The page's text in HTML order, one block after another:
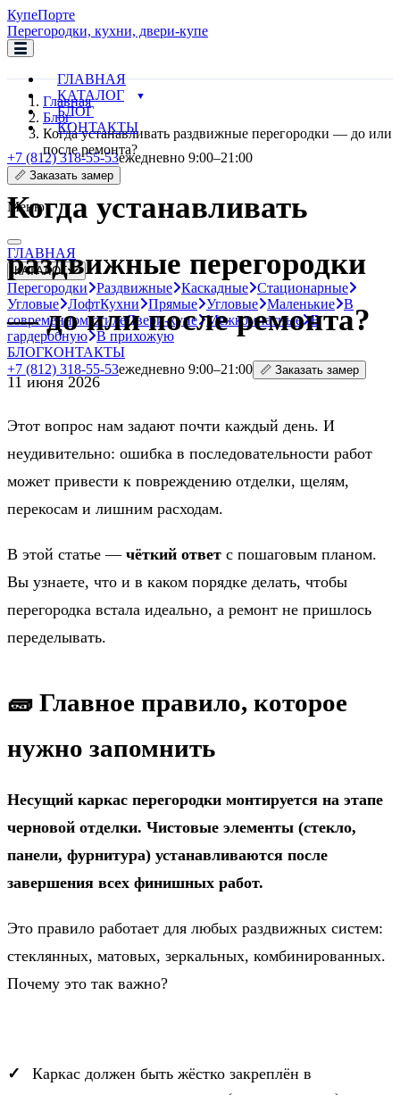
КупеПорте
Перегородки, кухни, двери-купе
ГЛАВНАЯ
КАТАЛОГ
БЛОГ
КОНТАКТЫ
+7 (812) 318-55-53ежедневно 9:00–21:00
📏 Заказать замер
Меню
ГЛАВНАЯ
КАТАЛОГ
Перегородки Раздвижные Каскадные Стационарные
Угловые ЛофтКухни Прямые Угловые Маленькие В
современном стилеДвери-купе Межкомнатные В
гардеробную В прихожую
БЛОГКОНТАКТЫ
+7 (812) 318-55-53ежедневно 9:00–21:00 📏 Заказать замер
Главная
Блог
Когда устанавливать раздвижные перегородки — до или
после ремонта?
Когда устанавливать
раздвижные перегородки
— до или после ремонта?
11 июня 2026
Этот вопрос нам задают почти каждый день. И
неудивительно: ошибка в последовательности работ
может привести к повреждению отделки, щелям,
перекосам и лишним расходам.
В этой статье — чёткий ответ с пошаговым планом.
Вы узнаете, что и в каком порядке делать, чтобы
перегородка встала идеально, а ремонт не пришлось
переделывать.
🧱 Главное правило, которое
нужно запомнить
Несущий каркас перегородки монтируется на этапе
черновой отделки. Чистовые элементы (стекло,
панели, фурнитура) устанавливаются после
завершения всех финишных работ.
Это правило работает для любых раздвижных систем:
стеклянных, матовых, зеркальных, комбинированных.
Почему это так важно?
Каркас должен быть жёстко закреплён в